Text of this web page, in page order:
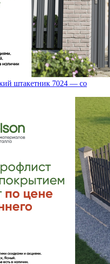
штакетник 7024 — со